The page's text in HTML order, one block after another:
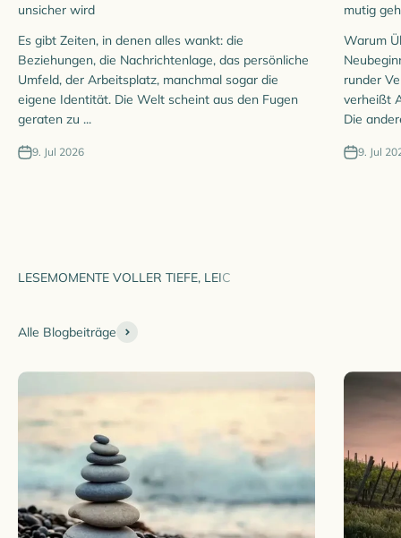
unsicher wird
Es gibt Zeiten, in denen alles wankt: die
Beziehungen, die Nachrichtenlage, das persönliche
Umfeld, der Arbeitsplatz, manchmal sogar die
eigene Identität. Die Welt scheint aus den Fugen
geraten zu ...
9. Jul 2026
mutig
Warum
runder
verheißt
Die
9. Jul
Alle Blogbeiträge